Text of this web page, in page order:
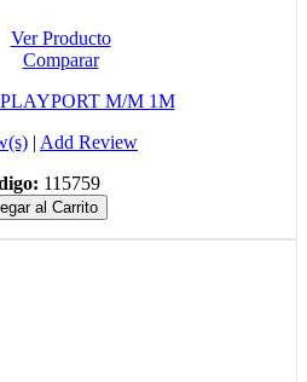
Ver Producto
Comparar
M/M 1M
| Add Review
115759
al Carrito